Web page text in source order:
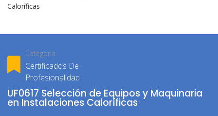
Caloríficas
Categoría
Certificados De
Profesionalidad
UF0617 Selección de Equipos y Maquinaria
en Instalaciones Caloríficas